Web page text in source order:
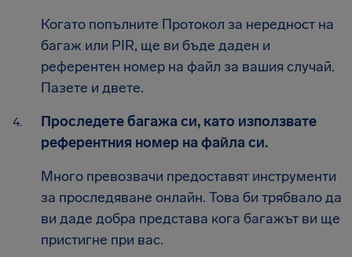
Когато попълните Протокол за нередност на
багаж или PIR, ще ви бъде даден и
референтен номер на файл за вашия случай.
Пазете и двете.
Проследете багажа си, като използвате
референтния номер на файла си.
Много превозвачи предоставят инструменти
за проследяване онлайн. Това би трябвало да
ви даде добра представа кога багажът ви ще
пристигне при вас.